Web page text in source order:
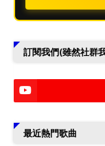
訂閱我們(雖然社群
最近熱門歌曲